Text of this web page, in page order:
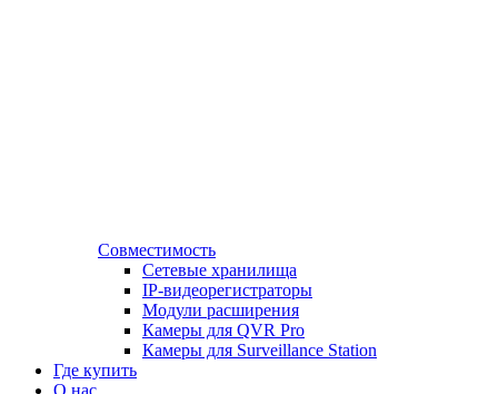
Совместимость
Сетевые хранилища
IP-видеорегистраторы
Модули расширения
Камеры для QVR Pro
Камеры для Surveillance Station
Где купить